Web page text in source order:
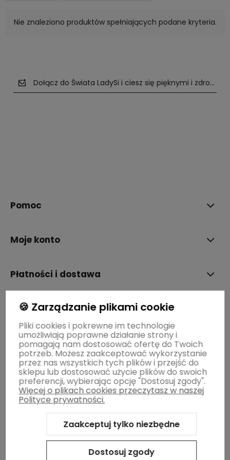
Nie znaleziono produktów spełniających podane kryteria.
Dołącz do Świata LadySi i ciesz się pięknymi i
Pomoc
Moje konto
Płatności i dostawa
Informacje
O nas
Sklep internetowy Shoper Premium
Szablon Shoper Modern
3.0™od GrowCommerce
🍪 Zarządzanie plikami cookie
Pliki cookies i pokrewne im technologie
umożliwiają poprawne działanie strony i
pomagają nam dostosować ofertę do Twoich
potrzeb. Możesz zaakceptować wykorzystanie
przez nas wszystkich tych plików i przejść do
sklepu lub dostosować użycie plików do swoich
preferencji, wybierając opcję "Dostosuj zgody".
Więcej o plikach cookies przeczytasz w naszej
Polityce prywatności.
Zaakceptuj tylko niezbędne
Dostosuj zgody